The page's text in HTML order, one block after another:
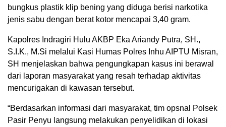
bungkus plastik klip bening yang diduga berisi narkotika
jenis sabu dengan berat kotor mencapai 3,40 gram.
Kapolres Indragiri Hulu AKBP Eka Ariandy Putra, SH.,
S.I.K., M.Si melalui Kasi Humas Polres Inhu AIPTU Misran,
SH menjelaskan bahwa pengungkapan kasus ini berawal
dari laporan masyarakat yang resah terhadap aktivitas
mencurigakan di kawasan tersebut.
“Berdasarkan informasi dari masyarakat, tim opsnal Polsek
Pasir Penyu langsung melakukan penyelidikan di lokasi